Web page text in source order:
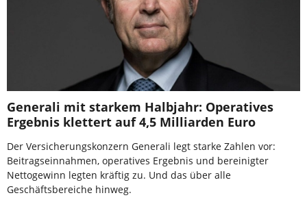
Generali mit starkem Halbjahr: Operatives
Ergebnis klettert auf 4,5 Milliarden Euro
Der Versicherungskonzern Generali legt starke Zahlen vor:
Beitragseinnahmen, operatives Ergebnis und bereinigter
Nettogewinn legten kräftig zu. Und das über alle
Geschäftsbereiche hinweg.